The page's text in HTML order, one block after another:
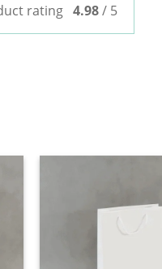
rating 4.98/ 5